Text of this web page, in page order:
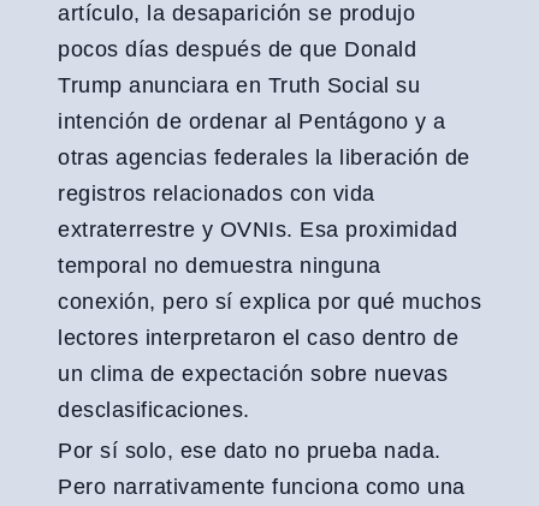
artículo, la desaparición se produjo
pocos días después de que Donald
Trump anunciara en Truth Social su
intención de ordenar al Pentágono y a
otras agencias federales la liberación de
registros relacionados con vida
extraterrestre y OVNIs. Esa proximidad
temporal no demuestra ninguna
conexión, pero sí explica por qué muchos
lectores interpretaron el caso dentro de
un clima de expectación sobre nuevas
desclasificaciones.
Por sí solo, ese dato no prueba nada.
Pero narrativamente funciona como una